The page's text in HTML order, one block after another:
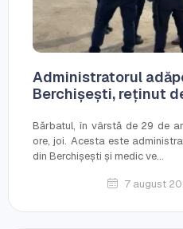
Administratorul
Berchișești, reținut
Bărbatul, în vârstă de 29 de
ore, joi. Acesta este
din Berchișești și medic ve...
7 august